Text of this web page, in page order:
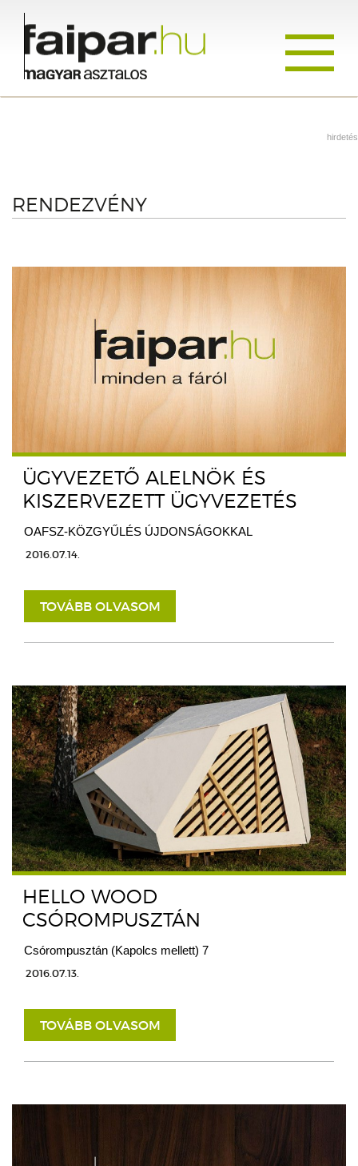
hirdetés
RENDEZVÉNY
ÜGYVEZETŐ ALELNÖK ÉS
KISZERVEZETT ÜGYVEZETÉS
OAFSZ-KÖZGYŰLÉS ÚJDONSÁGOKKAL
2016.07.14.
TOVÁBB OLVASOM
HELLO WOOD
CSÓROMPUSZTÁN
Csórompusztán (Kapolcs mellett) 7
2016.07.13.
TOVÁBB OLVASOM